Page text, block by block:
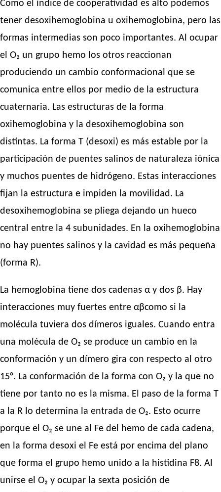
Como el índice de cooperatividad es alto podemos
tener desoxihemoglobina u oxihemoglobina, pero las
formas intermedias son poco importantes. Al ocupar
el O₂ un grupo hemo los otros reaccionan
produciendo un cambio conformacional que se
comunica entre ellos por medio de la estructura
cuaternaria. Las estructuras de la forma
oxihemoglobina y la desoxihemoglobina son
distintas. La forma T (desoxi) es más estable por la
participación de puentes salinos de naturaleza iónica
y muchos puentes de hidrógeno. Estas interacciones
fijan la estructura e impiden la movilidad. La
desoxihemoglobina se pliega dejando un hueco
central entre la 4 subunidades. En la oxihemoglobina
no hay puentes salinos y la cavidad es más pequeña
(forma R).
La hemoglobina tiene dos cadenas α y dos β. Hay
interacciones muy fuertes entre αβcomo si la
molécula tuviera dos dímeros iguales. Cuando entra
una molécula de O₂ se produce un cambio en la
conformación y un dímero gira con respecto al otro
15°. La conformación de la forma con O₂ y la que no
tiene por tanto no es la misma. El paso de la forma T
a la R lo determina la entrada de O₂. Esto ocurre
porque el O₂ se une al Fe del hemo de cada cadena,
en la forma desoxi el Fe está por encima del plano
que forma el grupo hemo unido a la histidina F8. Al
unirse el O₂ y ocupar la sexta posición de